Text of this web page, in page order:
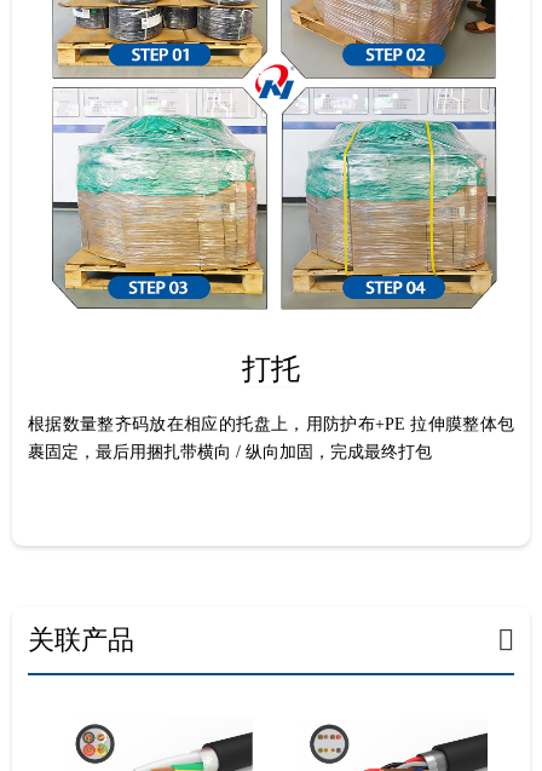
打托
根据数量整齐码放在相应的托盘上，用防护布+PE 拉伸膜整体包
裹固定，最后用捆扎带横向 / 纵向加固，完成最终打包
关联产品